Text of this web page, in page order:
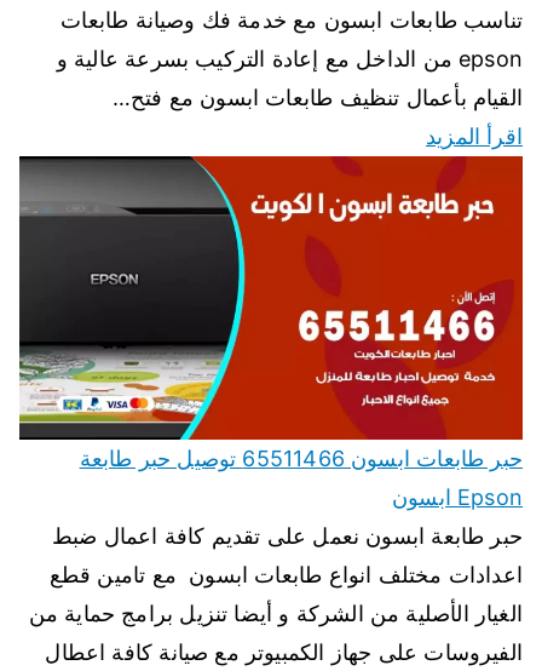
تناسب طابعات ابسون مع خدمة فك وصيانة طابعات
epson من الداخل مع إعادة التركيب بسرعة عالية و
القيام بأعمال تنظيف طابعات ابسون مع فتح…
اقرأ المزيد
حبر طابعات ابسون 65511466 توصيل حبر طابعة
Epson ابسون
حبر طابعة ابسون نعمل على تقديم كافة اعمال ضبط
اعدادات مختلف انواع طابعات ابسون مع تامين قطع
الغيار الأصلية من الشركة و أيضا تنزيل برامج حماية من
الفيروسات على جهاز الكمبيوتر مع صيانة كافة اعطال